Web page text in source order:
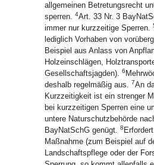
allgemeinen Betretungsrecht
sperren. 4Art. 33 Nr. 3
immer nur kurzzeitige Sperren.
lediglich Vorhaben von
Beispiel aus Anlass von
Holzeinschlägen,
Gesellschaftsjagden). 6
deshalb regelmäßig aus. 7An
Kurzzeitigkeit ist ein strenger
bei kurzzeitigen Sperren eine
untere Naturschutzbehörde
BayNatSchG genügt. 8
Maßnahme (zum Beispiel auf
Landschaftspflege oder der